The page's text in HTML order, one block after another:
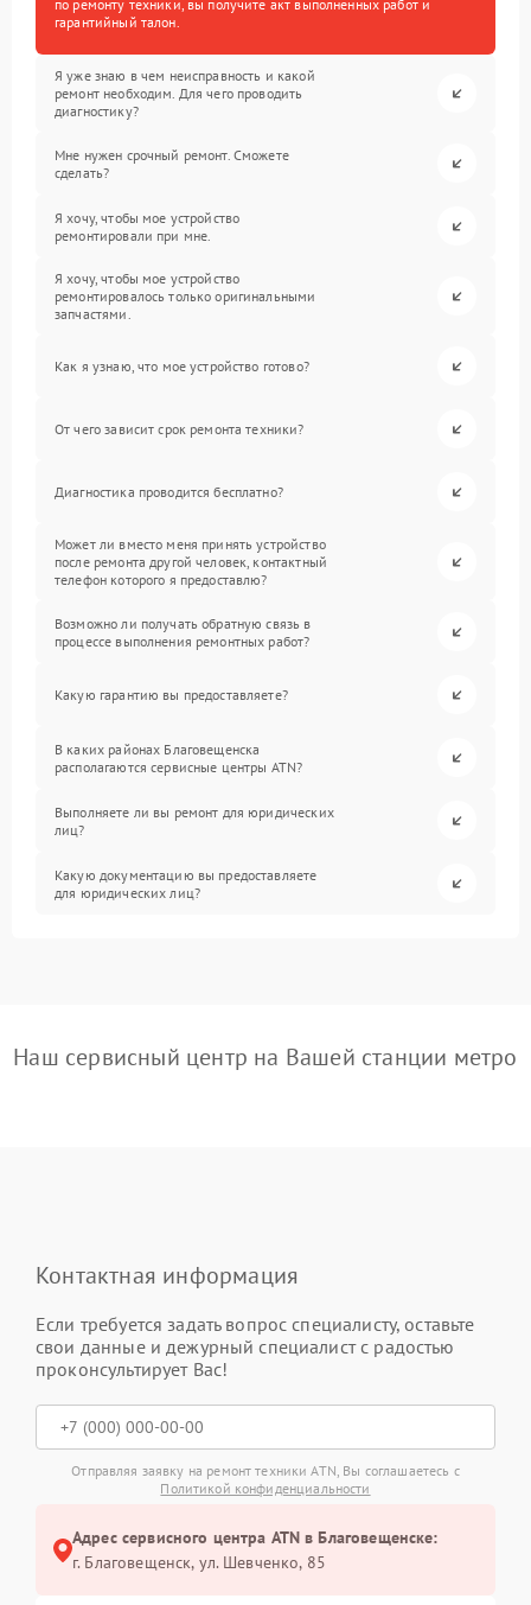
по ремонту техники, вы получите акт выполненных работ и
гарантийный талон.
Я уже знаю в чем неисправность и какой
ремонт необходим. Для чего проводить
диагностику?
Мне нужен срочный ремонт. Сможете
сделать?
Я хочу, чтобы мое устройство
ремонтировали при мне.
Я хочу, чтобы мое устройство
ремонтировалось только оригинальными
запчастями.
Как я узнаю, что мое устройство готово?
От чего зависит срок ремонта техники?
Диагностика проводится бесплатно?
Может ли вместо меня принять устройство
после ремонта другой человек, контактный
телефон которого я предоставлю?
Возможно ли получать обратную связь в
процессе выполнения ремонтных работ?
Какую гарантию вы предоставляете?
В каких районах Благовещенска
располагаются сервисные центры ATN?
Выполняете ли вы ремонт для юридических
лиц?
Какую документацию вы предоставляете
для юридических лиц?
Наш сервисный центр на Вашей станции метро
Контактная информация
Если требуется задать вопрос специалисту, оставьте
свои данные и дежурный специалист с радостью
проконсультирует Вас!
Отправляя заявку на ремонт техники ATN, Вы соглашаетесь с
Политикой конфиденциальности
Адрес сервисного центра ATN в Благовещенске:
г. Благовещенск, ул. Шевченко, 85